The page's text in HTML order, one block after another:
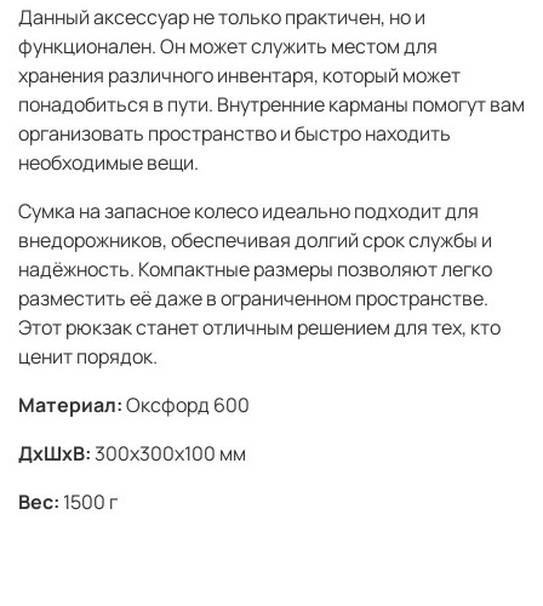
Данный аксессуар не только практичен, но и
функционален. Он может служить местом для
хранения различного инвентаря, который может
понадобиться в пути. Внутренние карманы помогут вам
организовать пространство и быстро находить
необходимые вещи.
Сумка на запасное колесо идеально подходит для
внедорожников, обеспечивая долгий срок службы и
надёжность. Компактные размеры позволяют легко
разместить её даже в ограниченном пространстве.
Этот рюкзак станет отличным решением для тех, кто
ценит порядок.
Материал:Оксфорд 600
ДxШxВ: 300x300x100 мм
Вес: 1500 г